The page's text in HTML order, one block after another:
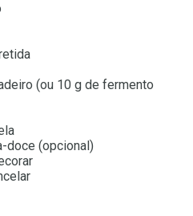
(ou 10 g de fermento
doce (opcional)